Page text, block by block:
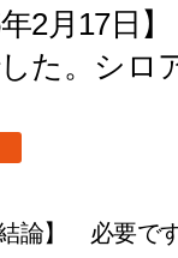
年2月17
た。シ
結論】 必要で